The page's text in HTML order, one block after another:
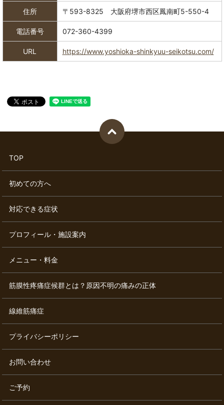
住所 〒593-8325 大阪府堺市西区鳳南町5-550-4
電話番号 072-360-4399
URL https://www.yoshioka-shinkyuu-seikotsu.com/
TOP
初めての方へ
対応できる症状
プロフィール・施設案内
メニュー・料金
筋膜性疼痛症候群とは？原因不明の痛みの正体
線維筋痛症
プライバシーポリシー
お問い合わせ
ご予約